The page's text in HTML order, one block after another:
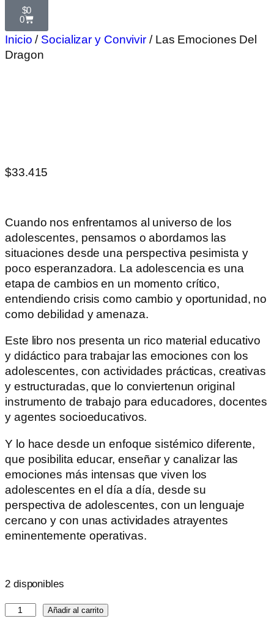
$0
0
Inicio / Socializar y Convivir / Las Emociones Del
Dragon
$33.415
Cuando nos enfrentamos al universo de los
adolescentes, pensamos o abordamos las
situaciones desde una perspectiva pesimista y
poco esperanzadora. La adolescencia es una
etapa de cambios en un momento crítico,
entendiendo crisis como cambio y oportunidad, no
como debilidad y amenaza.
Este libro nos presenta un rico material educativo
y didáctico para trabajar las emociones con los
adolescentes, con actividades prácticas, creativas
y estructuradas, que lo conviertenun original
instrumento de trabajo para educadores, docentes
y agentes socioeducativos.
Y lo hace desde un enfoque sistémico diferente,
que posibilita educar, enseñar y canalizar las
emociones más intensas que viven los
adolescentes en el día a día, desde su
perspectiva de adolescentes, con un lenguaje
cercano y con unas actividades atrayentes
eminentemente operativas.
2 disponibles
Añadir al carrito